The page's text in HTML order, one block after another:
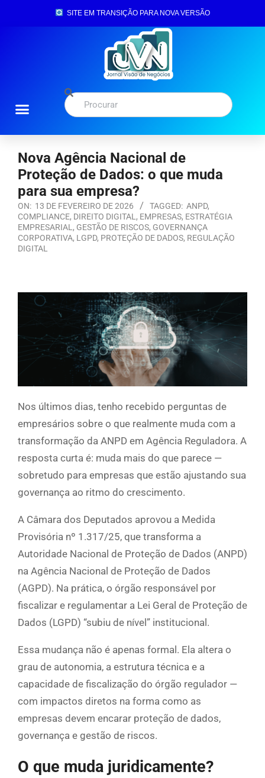
SITE EM TRANSIÇÃO PARA NOVA VERSÃO
Nova Agência Nacional de
Proteção de Dados: o que muda
para sua empresa?
ON: 13 DE FEVEREIRO DE 2026 TAGGED: ANPD,
COMPLIANCE, DIREITO DIGITAL , EMPRESAS, ESTRATÉGIA
EMPRESARIAL , GESTÃO DE RISCOS, GOVERNANÇA
CORPORATIVA, LGPD, PROTEÇÃO DE DADOS, REGULAÇÃO
DIGITAL
Nos últimos dias, tenho recebido perguntas de
empresários sobre o que realmente muda com a
transformação da ANPD em Agência Reguladora. A
resposta curta é: muda mais do que parece —
sobretudo para empresas que estão ajustando sua
governança ao ritmo do crescimento.
A Câmara dos Deputados aprovou a Medida
Provisória nº 1.317/25, que transforma a
Autoridade Nacional de Proteção de Dados (ANPD)
na Agência Nacional de Proteção de Dados
(AGPD). Na prática, o órgão responsável por
fiscalizar e regulamentar a Lei Geral de Proteção de
Dados (LGPD) “subiu de nível” institucional.
Essa mudança não é apenas formal. Ela altera o
grau de autonomia, a estrutura técnica e a
capacidade de fiscalização do órgão regulador —
com impactos diretos na forma como as
empresas devem encarar proteção de dados,
governança e gestão de riscos.
O que muda juridicamente?